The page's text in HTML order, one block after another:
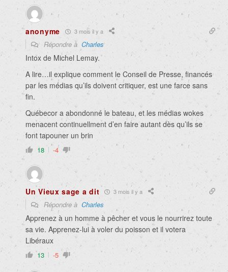
anonyme 3 mois il y a
Répondre à Charles
Intox de Michel Lemay.
A lire…il explique comment le Conseil de Presse, financés
par les médias qu’ils doivent critiquer, est une farce sans
fin.
Québecor a abondonné le bateau, et les médias wokes
menacent continuellment d’en faire autant dès qu’ils se
font tapouner un brin
18 -4
Un Vieux sage a dit 3 mois il y a
Répondre à Charles
Apprenez à un homme à pêcher et vous le nourrirez toute
sa vie. Apprenez-lui à voler du poisson et il votera
Libéraux
13 -5